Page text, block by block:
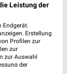
31,4 km
Leistung der
Endgerät.
Erstellung
Profilen zur
zur
zur Auswahl
der